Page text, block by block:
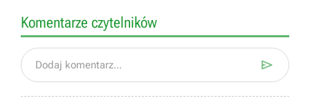
Komentarze czytelników
Dodaj komentarz... 